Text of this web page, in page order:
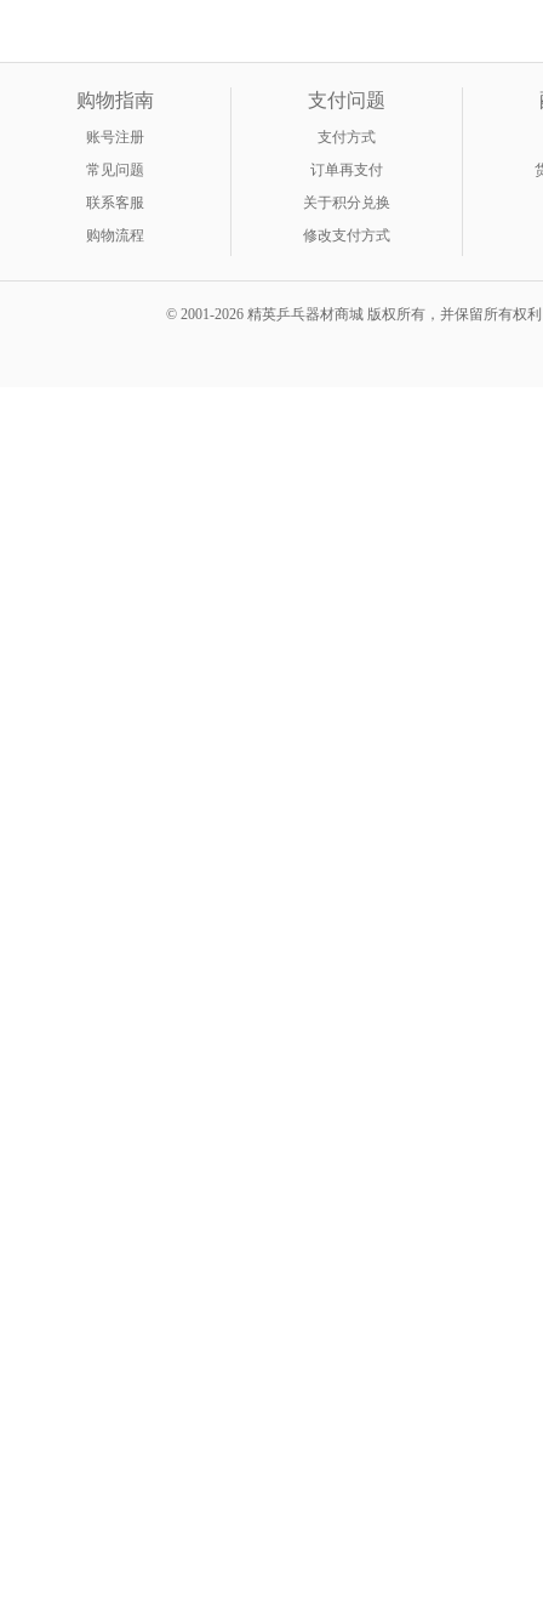
购物指南
账号注册
常见问题
联系客服
购物流程
支付问题
支付方式
订单再支付
关于积分兑换
修改支付方式
© 2001-2026 精英乒乓器材商城 版权所有，并保留所有权